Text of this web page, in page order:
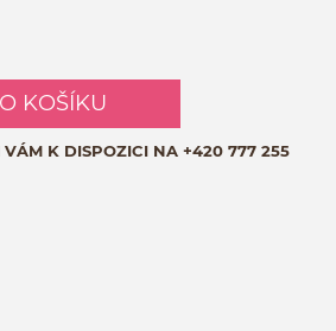
KOŠÍKU
VÁM K DISPOZICI NA +420 777 255